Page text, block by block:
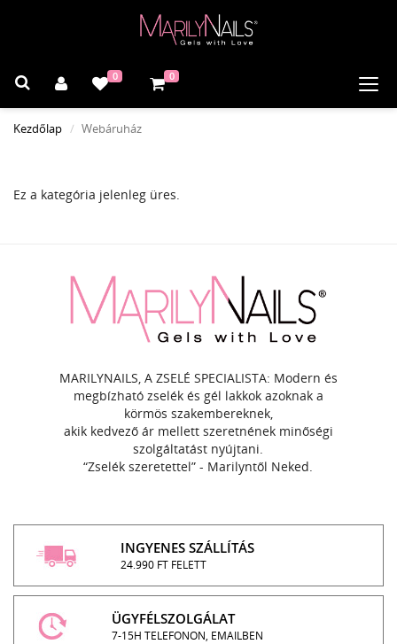
0 0
Kezdőlap Webáruház
Ez a kategória jelenleg üres.
MARILYNAILS, A ZSELÉ SPECIALISTA: Modern és
megbízható zselék és gél lakkok azoknak a
körmös szakembereknek,
akik kedvező ár mellett szeretnének minőségi
szolgáltatást nyújtani.
“Zselék szeretettel” - Marilyntől Neked.
INGYENES SZÁLLÍTÁS
24.990 FT FELETT
ÜGYFÉLSZOLGÁLAT
7-15H TELEFONON, EMAILBEN